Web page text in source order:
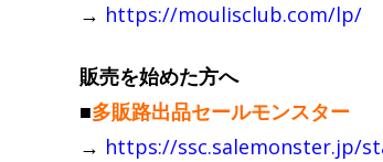
→ https://moulisclub.com/lp/
販売を始めた方へ
■多販路出品セールモンスター
→ https://ssc.salemonster.jp/